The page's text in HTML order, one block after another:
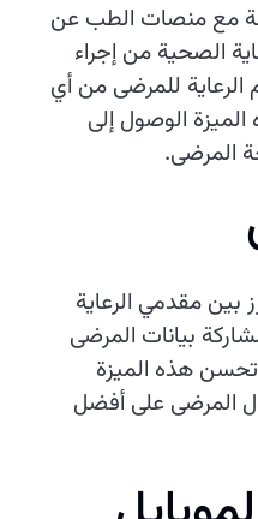
مع منصات الطب عن
الصحية من إجراء
للمرضى من أي
الوصول إلى
المرضى.
بين مقدمي الرعاية
بيانات المرضى
هذه الميزة
المرضى على أفضل